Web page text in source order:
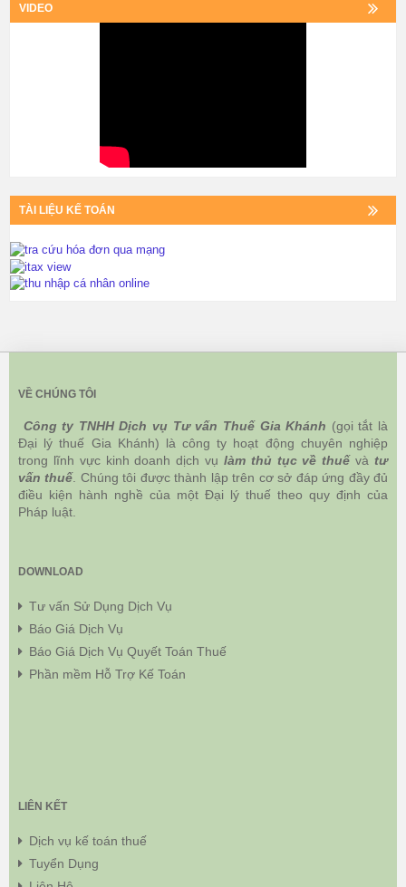
VIDEO
TÀI LIỆU KẾ TOÁN
VỀ CHÚNG TÔI
Công ty TNHH Dịch vụ Tư vấn Thuế Gia Khánh (gọi tắt là
Đại lý thuế Gia Khánh) là công ty hoạt động chuyên nghiệp
trong lĩnh vực kinh doanh dịch vụ làm thủ tục về thuếvàtư
vấn thuế. Chúng tôi được thành lập trên cơ sở đáp ứng đầy đủ
điều kiện hành nghề của một Đại lý thuế theo quy định của
Pháp luật.
DOWNLOAD
Tư vấn Sử Dụng Dịch Vụ
Báo Giá Dịch Vụ
Báo Giá Dịch Vụ Quyết Toán Thuế
Phần mềm Hỗ Trợ Kế Toán
LIÊN KẾT
Dịch vụ kế toán thuế
Tuyển Dụng